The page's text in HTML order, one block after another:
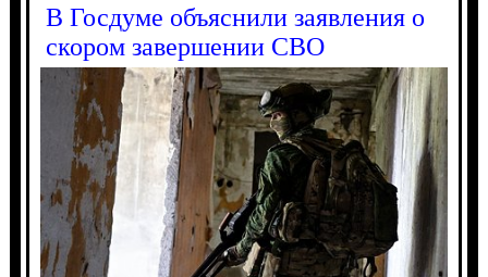
В Госдуме объяснили заявления о
скором завершении СВО